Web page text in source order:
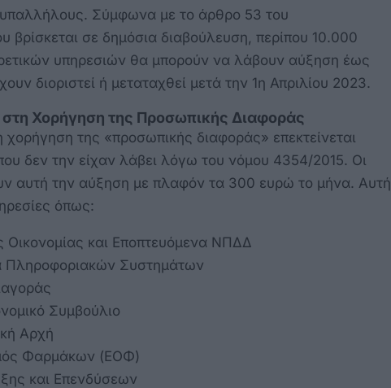
Σύμφωνα με το άρθρο 53 του
βρίσκεται σε δημόσια διαβούλευση, περίπου 10.000
υπηρεσιών θα μπορούν να λάβουν αύξηση έως
διοριστεί ή μεταταχθεί μετά την 1η Απριλίου 2023.
στη Χορήγηση της Προσωπικής Διαφοράς
της «προσωπικής διαφοράς» επεκτείνεται
δεν την είχαν λάβει λόγω του νόμου 4354/2015. Οι
αυτή την αύξηση με πλαφόν τα 300 ευρώ το μήνα. Αυτή
όπως:
Οικονομίας και Εποπτευόμενα ΝΠΔΔ
Πληροφοριακών Συστημάτων
Συμβούλιο
Αρχή
Φαρμάκων (ΕΟΦ)
και Επενδύσεων